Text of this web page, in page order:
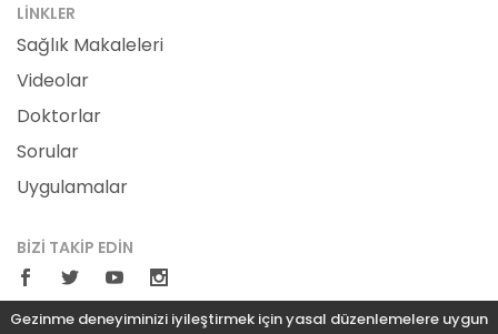
Gezinme deneyiminizi iyileştirmek için yasal düzenlemelere uygun
LINKLER
Sağlık Makaleleri
Videolar
Doktorlar
Sorular
Uygulamalar
BIZI TAKIP EDIN